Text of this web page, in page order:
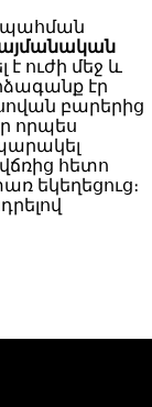
պահման
ուժի մեջ և
էր
բարերից
որպես
հետո
եկեղեցուց։